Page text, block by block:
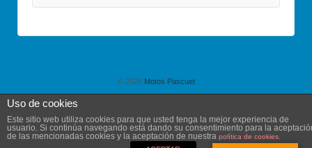
© 2026Motos Pascuet
Uso de cookies
Este sitio web utiliza cookies para que usted tenga la mejor experiencia de
usuario. Si continúa navegando está dando su consentimiento para la
de las mencionadas cookies y la aceptación de nuestra política de cookies.